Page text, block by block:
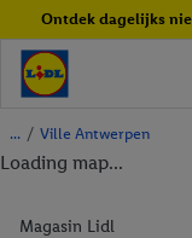
Ontdek dagelijks
/ Ville Antwerpen
Loading map...
Magasin Lidl